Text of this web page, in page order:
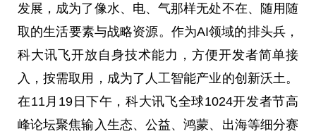
发展，成为了像水、电、气那样无处不在、随用随
取的生活要素与战略资源。作为AI领域的排头兵，
科大讯飞开放自身技术能力，方便开发者简单接
入，按需取用，成为了人工智能产业的创新沃土。
在11月19日下午，科大讯飞全球1024开发者节高
峰论坛聚焦输入生态、公益、鸿蒙、出海等细分赛